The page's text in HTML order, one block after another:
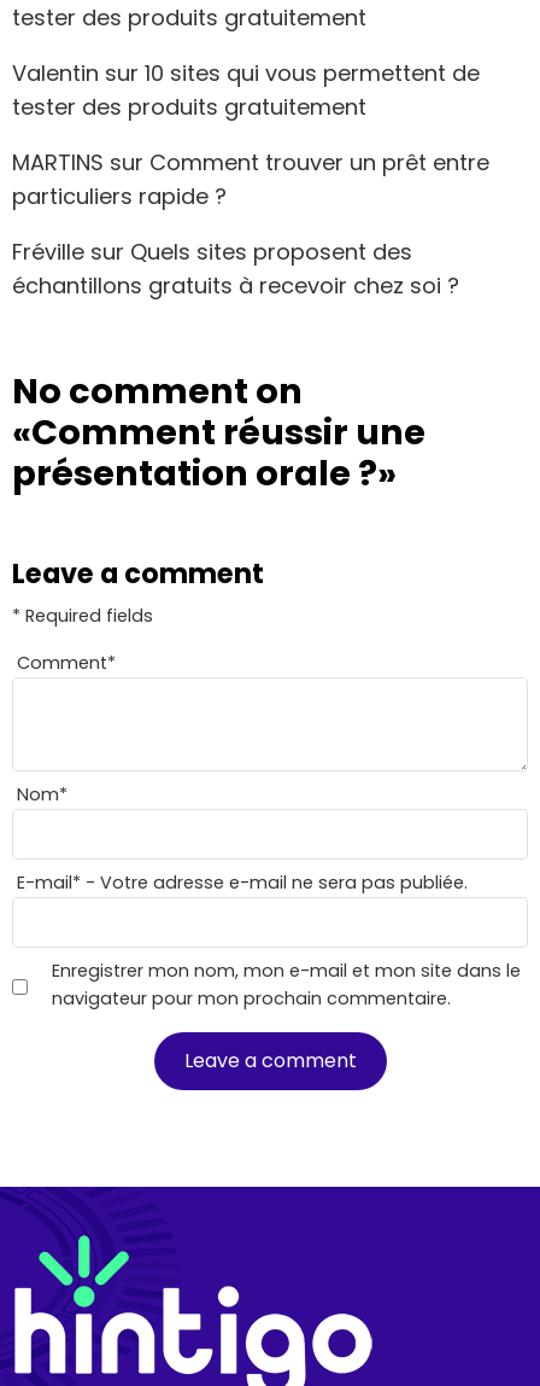
tester des produits gratuitement
Valentin sur 10 sites qui vous permettent de
tester des produits gratuitement
MARTINS sur Comment trouver un prêt entre
particuliers rapide ?
Fréville sur Quels sites proposent des
échantillons gratuits à recevoir chez soi ?
No comment on
«Comment réussir une
présentation orale ?»
Leave a comment
* Required fields
Comment*
Nom*
E-mail* - Votre adresse e-mail ne sera pas publiée.
Enregistrer mon nom, mon e-mail et mon site dans le
navigateur pour mon prochain commentaire.